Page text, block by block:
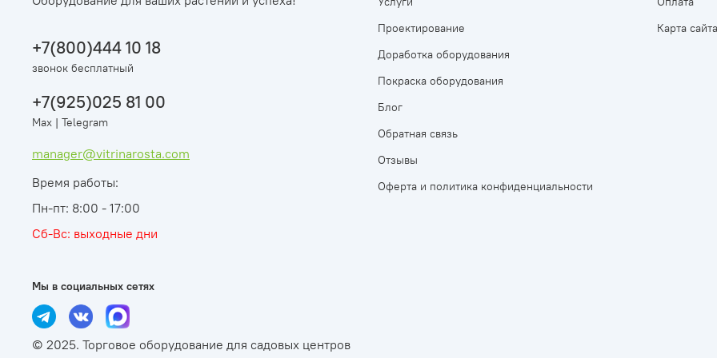
Проектирование
Доработка оборудования
Покраска оборудования
Блог
Обратная связь
Отзывы
Оферта и политика конфиденциальности
Карта сайта
+7(800)444 10 18
звонок бесплатный
+7(925)025 81 00
Max | Telegram
manager@vitrinarosta.com
Время работы:
Пн-пт: 8:00 - 17:00
Сб-Вс: выходные дни
Мы в социальных сетях
© 2025. Торговое оборудование для садовых центров